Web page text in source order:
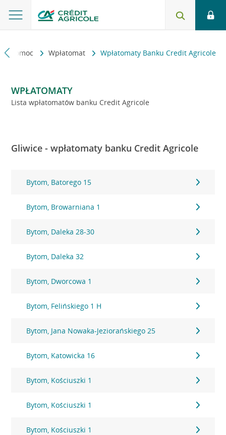
i pomoc Wpłatomat Wpłatomaty Banku Credit Agricole
WPŁATOMATY
Lista wpłatomatów banku Credit Agricole
Gliwice - wpłatomaty banku Credit Agricole
Bytom, Batorego 15
Bytom, Browarniana 1
Bytom, Daleka 28-30
Bytom, Daleka 32
Bytom, Dworcowa 1
Bytom, Felińskiego 1 H
Bytom, Jana Nowaka-Jeziorańskiego 25
Bytom, Katowicka 16
Bytom, Kościuszki 1
Bytom, Kościuszki 1
Bytom, Kościuszki 1